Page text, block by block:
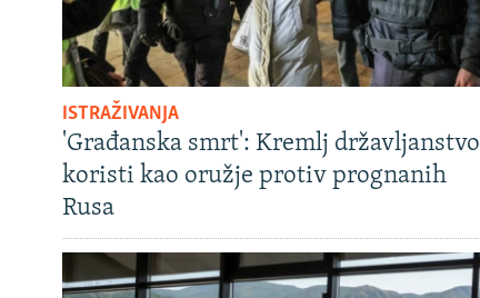
ISTRAŽIVANJA
'Građanska smrt': Kremlj državljanstvo
koristi kao oružje protiv prognanih
Rusa